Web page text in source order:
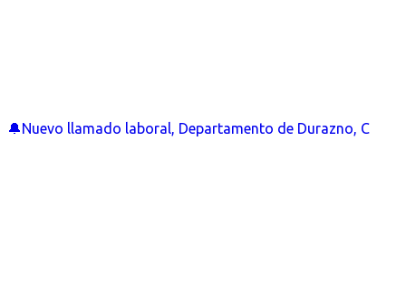
🔔Nuevo llamado laboral, Departamento de Durazno, C